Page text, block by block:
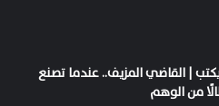
| القاضي المزيف.. عندما تصنع
من الوهم